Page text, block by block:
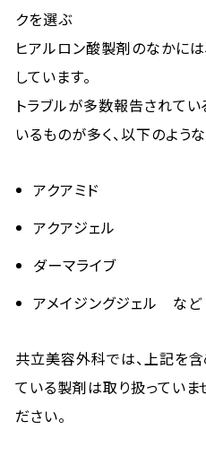
クを選ぶ
ヒアルロン酸製剤のなかに
しています。
トラブルが多数報告されてい
いるものが多く、以下のよう
アクアミド
アクアジェル
ダーマライブ
アメイジングジェル など
共立美容外科では、上記を
ている製剤は取り扱っていま
ださい。